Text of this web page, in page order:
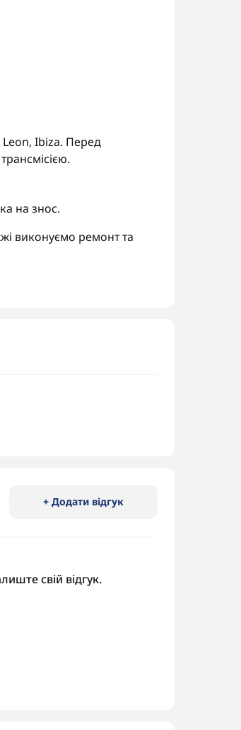
Leon, Ibiza. Перед
на знос.
виконуємо ремонт та
+ Додати відгук
свій відгук.